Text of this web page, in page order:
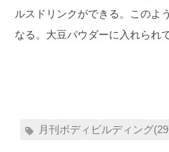
ルスドリンクができる。このよ
なる。大豆パウダーに入れられ
月刊ボディビルディング